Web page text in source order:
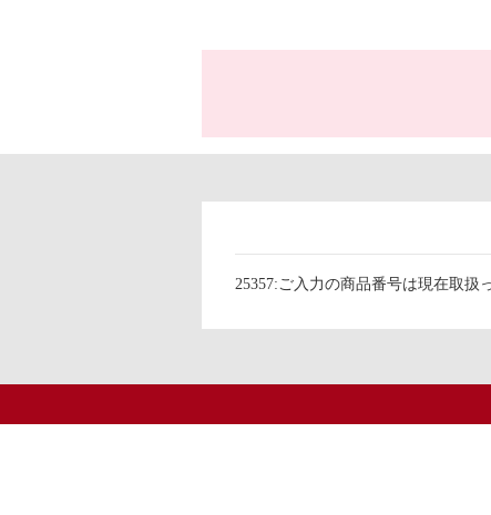
25357:ご入力の商品番号は現在取扱